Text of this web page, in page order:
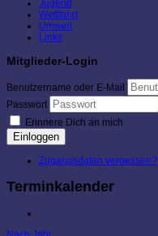
Jugend
Wettfahrt
Umwelt
Links
Mitglieder-Login
Benutzername oder E-Mail
Passwort
Erinnere Dich an mich
Einloggen
Zugangsdaten vergessen?
Terminkalender